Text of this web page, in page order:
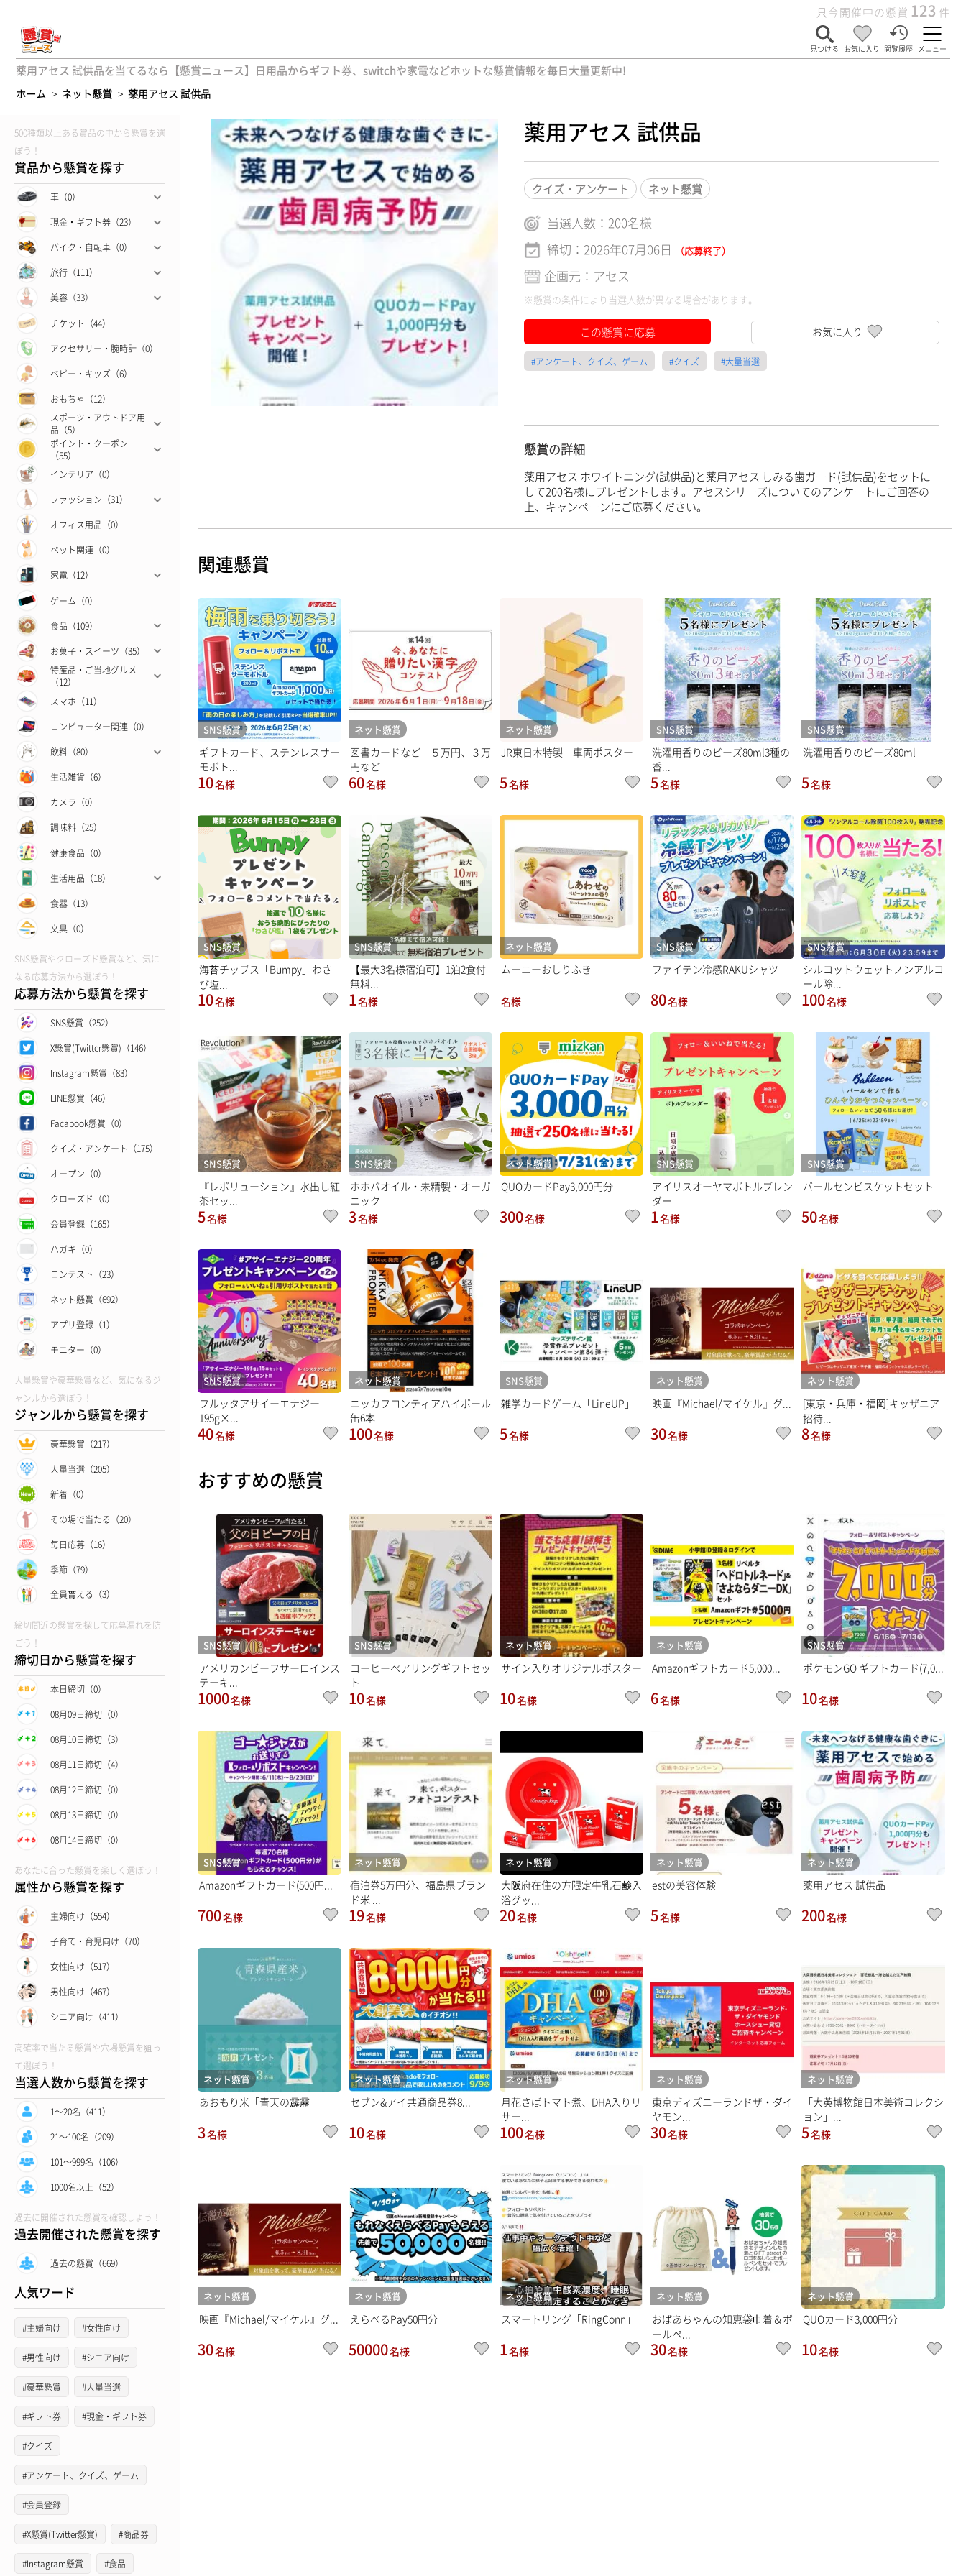
只今開催中の懸賞 123 件
見つける お気に入り 閲覧履歴 メニュー
薬用アセス 試供品を当てるなら【懸賞ニュース】日用品からギフト券、switchや家電などホットな懸賞情報を毎日大量更新中!
ホーム > ネット懸賞 > 薬用アセス 試供品
500種類以上ある賞品の中から懸賞を選
ぼう！
賞品から懸賞を探す
車（0）
現金・ギフト券（23）
バイク・自転車（0）
旅行（111）
美容（33）
チケット（44）
アクセサリー・腕時計（0）
ベビー・キッズ（6）
おもちゃ（12）
スポーツ・アウトドア用
品（5）
ポイント・クーポン
（55）
インテリア（0）
ファッション（31）
オフィス用品（0）
ペット関連（0）
家電（12）
ゲーム（0）
食品（109）
お菓子・スイーツ（35）
特産品・ご当地グルメ
（12）
スマホ（11）
コンピューター関連（0）
飲料（80）
生活雑貨（6）
カメラ（0）
調味料（25）
健康食品（0）
生活用品（18）
食器（13）
文具（0）
SNS懸賞やクローズド懸賞など、気に
なる応募方法から選ぼう！
応募方法から懸賞を探す
SNS懸賞（252）
X懸賞(Twitter懸賞)（146）
Instagram懸賞（83）
LINE懸賞（46）
Facabook懸賞（0）
クイズ・アンケート（175）
オープン（0）
クローズド（0）
会員登録（165）
ハガキ（0）
コンテスト（23）
ネット懸賞（692）
アプリ登録（1）
モニター（0）
大量懸賞や豪華懸賞など、気になるジ
ャンルから選ぼう！
ジャンルから懸賞を探す
豪華懸賞（217）
大量当選（205）
新着（0）
その場で当たる（20）
毎日応募（16）
季節（79）
全員貰える（3）
締切間近の懸賞を探して応募漏れを防
ごう！
締切日から懸賞を探す
本日締切（0）
08月09日締切（0）
08月10日締切（3）
08月11日締切（4）
08月12日締切（0）
08月13日締切（0）
08月14日締切（0）
あなたに合った懸賞を楽しく選ぼう！
属性から懸賞を探す
主婦向け（554）
子育て・育児向け（70）
女性向け（517）
男性向け（467）
シニア向け（411）
高確率で当たる懸賞や穴場懸賞を狙っ
て選ぼう！
当選人数から懸賞を探す
1〜20名（411）
21〜100名（209）
101〜999名（106）
1000名以上（52）
過去に開催された懸賞を確認しよう！
過去開催された懸賞を探す
過去の懸賞（669）
人気ワード
#主婦向け #女性向け
#男性向け #シニア向け
#豪華懸賞 #大量当選
#ギフト券 #現金・ギフト券
#クイズ
#アンケート、クイズ、ゲーム
#会員登録
#X懸賞(Twitter懸賞) #商品券
#Instagram懸賞 #食品
薬用アセス 試供品
クイズ・アンケート ネット懸賞
当選人数： 200名様
締切：2026年07月06日
（応募終了）
企画元：アセス
※懸賞の条件により当選人数が異なる場合があります。
この懸賞に応募 お気に入り
#アンケート、クイズ、ゲーム #クイズ #大量当選
懸賞の詳細
薬用アセス ホワイトニング(試供品)と薬用アセス しみる歯ガード(試供品)をセットに
して200名様にプレゼントします。アセスシリーズについてのアンケートにご回答の
上、キャンペーンにご応募ください。
関連懸賞
SNS懸賞
ギフトカード、ステンレスサー
モボト...
10名様
ネット懸賞
図書カードなど ５万円、３万
円など
60名様
ネット懸賞
JR東日本特製 車両ポスター
5名様
SNS懸賞
洗濯用香りのビーズ80ml3種の
香...
5名様
SNS懸賞
洗濯用香りのビーズ80ml
5名様
SNS懸賞
海苔チップス「Bumpy」わさ
び塩...
10名様
SNS懸賞
【最大3名様宿泊可】1泊2食付
無料...
1名様
ネット懸賞
ムーニーおしりふき
名様
SNS懸賞
ファイテン冷感RAKUシャツ
80名様
SNS懸賞
シルコットウェットノンアルコ
ール除...
100名様
SNS懸賞
『レボリューション』水出し紅
茶セッ...
5名様
SNS懸賞
ホホバオイル・未精製・オーガ
ニック
3名様
ネット懸賞
QUOカードPay3,000円分
300名様
SNS懸賞
アイリスオーヤマボトルブレン
ダー
1名様
SNS懸賞
バールセンビスケットセット
50名様
SNS懸賞
フルッタアサイーエナジー
195g×...
40名様
ネット懸賞
ニッカフロンティアハイボール
缶6本
100名様
SNS懸賞
雑学カードゲーム「LineUP」
5名様
ネット懸賞
映画『Michael/マイケル』グ...
30名様
ネット懸賞
[東京・兵庫・福岡]キッザニア
招待...
8名様
おすすめの懸賞
SNS懸賞
アメリカンビーフサーロインス
テーキ...
1000名様
SNS懸賞
コーヒーペアリングギフトセッ
ト
10名様
ネット懸賞
サイン入りオリジナルポスター
10名様
ネット懸賞
Amazonギフトカード5,000...
6名様
SNS懸賞
ポケモンGO ギフトカード(7,0...
10名様
SNS懸賞
Amazonギフトカード(500円...
700名様
ネット懸賞
宿泊券5万円分、福島県ブラン
ド米 ...
19名様
ネット懸賞
大阪府在住の方限定牛乳石鹸入
浴グッ...
20名様
ネット懸賞
estの美容体験
5名様
ネット懸賞
薬用アセス 試供品
200名様
ネット懸賞
あおもり米「青天の霹靂」
3名様
ネット懸賞
セブン&アイ共通商品券8...
10名様
ネット懸賞
月花さばトマト煮、DHA入りリ
サー...
100名様
ネット懸賞
東京ディズニーランドザ・ダイ
ヤモン...
30名様
ネット懸賞
「大英博物館日本美術コレクシ
ョン」...
5名様
ネット懸賞
映画『Michael/マイケル』グ...
30名様
ネット懸賞
えらべるPay50円分
50000名様
ネット懸賞
スマートリング「RingConn」
1名様
ネット懸賞
おばあちゃんの知恵袋巾着＆ボ
ールペ...
30名様
ネット懸賞
QUOカード3,000円分
10名様